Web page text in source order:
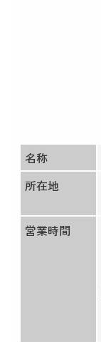
名称
所在地
営業時間